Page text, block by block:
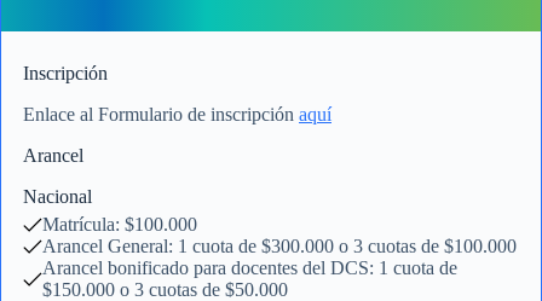
Inscripción
Enlace al Formulario de inscripción aquí
Arancel
Nacional
Matrícula: $100.000
Arancel General: 1 cuota de $300.000 o 3 cuotas de $100.000
Arancel bonificado para docentes del DCS: 1 cuota de
$150.000 o 3 cuotas de $50.000